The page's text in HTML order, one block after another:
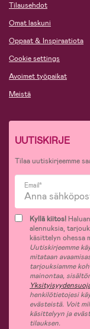
Tilausehdot
Omat laskuni
Oppaat & Inspiraatiota
Cookie settings
Avoimet työpaikat
Meistä
UUTISKIRJE
Tilaa uutiskirjeemme
Email*
Kyllä kiitos!
alennuksia,
käsittelyn ohessa
Uutiskirjeemme
mitataan
tarjouksiamme
mainontaa,
henkilötietojesi
evästeistä. Voit
käsittelyyn ja
tilauksen.